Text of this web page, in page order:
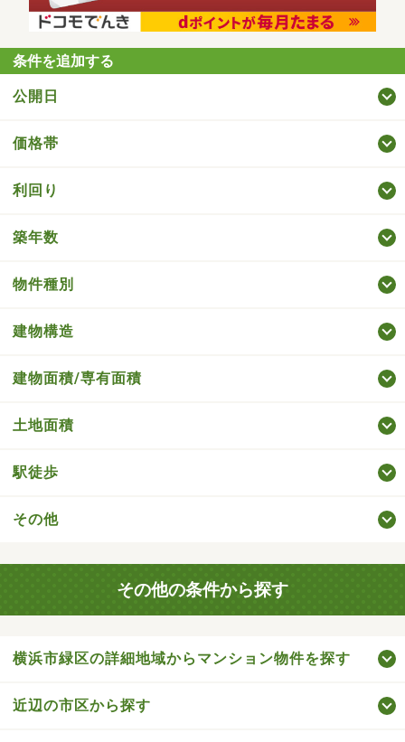
条件を追加する
公開日
価格帯
利回り
築年数
物件種別
建物構造
建物面積/専有面積
土地面積
駅徒歩
その他
その他の条件から探す
横浜市緑区の詳細地域からマンション物件を探す
近辺の市区から探す